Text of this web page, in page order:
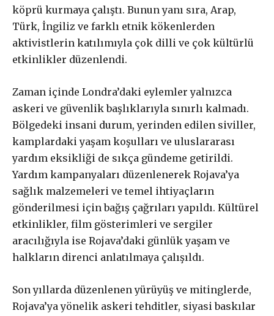
£50 / yıllık ABONE OL
£100
£200 / yıllık ABONE OL
köprü kurmaya çalıştı. Bunun yanı sıra, Arap,
Türk, İngiliz ve farklı etnik kökenlerden
aktivistlerin katılımıyla çok dilli ve çok kültürlü
etkinlikler düzenlendi.
Zaman içinde Londra’daki eylemler yalnızca
askeri ve güvenlik başlıklarıyla sınırlı kalmadı.
Bölgedeki insani durum, yerinden edilen siviller,
kamplardaki yaşam koşulları ve uluslararası
yardım eksikliği de sıkça gündeme getirildi.
Yardım kampanyaları düzenlenerek Rojava’ya
sağlık malzemeleri ve temel ihtiyaçların
gönderilmesi için bağış çağrıları yapıldı. Kültürel
etkinlikler, film gösterimleri ve sergiler
aracılığıyla ise Rojava’daki günlük yaşam ve
halkların direnci anlatılmaya çalışıldı.
Son yıllarda düzenlenen yürüyüş ve mitinglerde,
Rojava’ya yönelik askeri tehditler, siyasi baskılar